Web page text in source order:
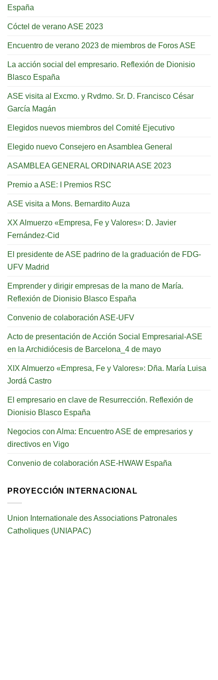
España
Cóctel de verano ASE 2023
Encuentro de verano 2023 de miembros de Foros ASE
La acción social del empresario. Reflexión de Dionisio
Blasco España
ASE visita al Excmo. y Rvdmo. Sr. D. Francisco César
García Magán
Elegidos nuevos miembros del Comité Ejecutivo
Elegido nuevo Consejero en Asamblea General
ASAMBLEA GENERAL ORDINARIA ASE 2023
Premio a ASE: I Premios RSC
ASE visita a Mons. Bernardito Auza
XX Almuerzo «Empresa, Fe y Valores»: D. Javier
Fernández-Cid
El presidente de ASE padrino de la graduación de FDG-
UFV Madrid
Emprender y dirigir empresas de la mano de María.
Reflexión de Dionisio Blasco España
Convenio de colaboración ASE-UFV
Acto de presentación de Acción Social Empresarial-ASE
en la Archidiócesis de Barcelona_4 de mayo
XIX Almuerzo «Empresa, Fe y Valores»: Dña. María Luisa
Jordá Castro
El empresario en clave de Resurrección. Reflexión de
Dionisio Blasco España
Negocios con Alma: Encuentro ASE de empresarios y
directivos en Vigo
Convenio de colaboración ASE-HWAW España
PROYECCIÓN INTERNACIONAL
Union Internationale des Associations Patronales
Catholiques (UNIAPAC)